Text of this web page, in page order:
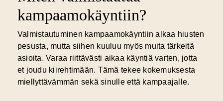
kampaamokäyntiin?
Valmistautuminen kampaamokäyntiin alkaa hiusten
pesusta, mutta siihen kuuluu myös muita tärkeitä
asioita. Varaa riittävästi aikaa käyntiä varten, jotta
et joudu kiirehtimään. Tämä tekee kokemuksesta
miellyttävämmän sekä sinulle että kampaajalle.